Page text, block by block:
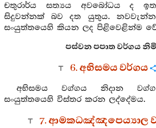
චතුරාර්ය සත්‍යය අවබෝධය ද
සිදුවන්නක් බව දත යුතුය.
සංයුත්තයෙහි කියන ලද පිළිවෙළින්ම
පස්වන පපාත වර්ගය
6. අභිසමය වර්ගය
අභිසමය වග්ගය නිදාන
සංයුත්තයෙහි විස්තර කරන ලද්දේමය.
7. ආමකධඤ්ඤපෙය්‍යාල